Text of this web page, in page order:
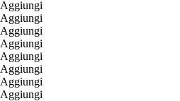
Aggiungi
Aggiungi
Aggiungi
Aggiungi
Aggiungi
Aggiungi
Aggiungi
Aggiungi